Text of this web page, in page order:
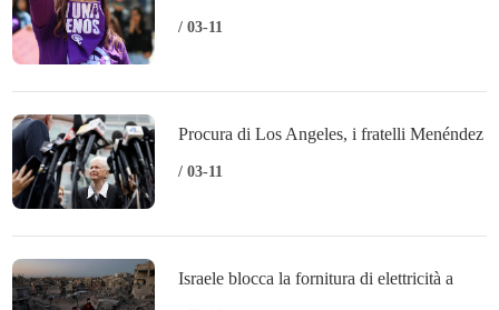
vittime di femminicidio
/ 03-11
Procura di Los Angeles, i fratelli Menéndez
restino in carcere
/ 03-11
Israele blocca la fornitura di elettricità a